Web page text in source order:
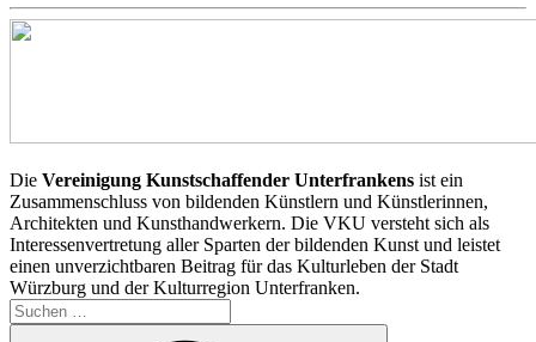
Die Vereinigung Kunstschaffender Unterfrankens ist ein
Zusammenschluss von bildenden Künstlern und Künstlerinnen,
Architekten und Kunsthandwerkern. Die VKU versteht sich als
Interessenvertretung aller Sparten der bildenden Kunst und leistet
einen unverzichtbaren Beitrag für das Kulturleben der Stadt
Würzburg und der Kulturregion Unterfranken.
Suchen
nach: